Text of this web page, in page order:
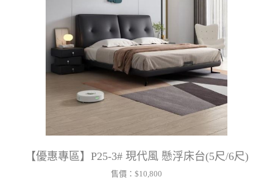
【優惠專區】P25-3# 現代風 懸浮床台(5尺/6尺)
售價： $10,800